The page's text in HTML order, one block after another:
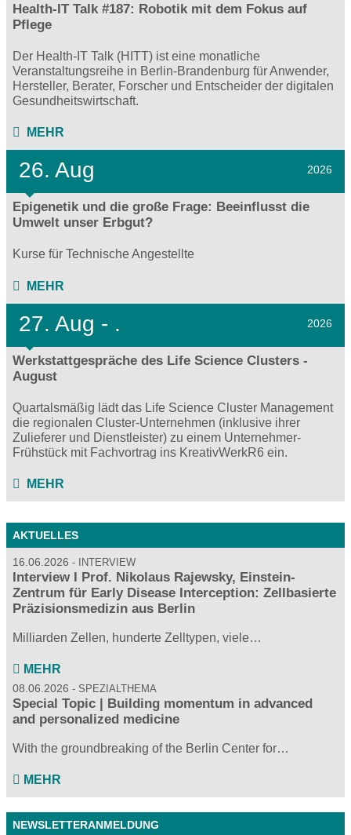
Health-IT Talk #187: Robotik mit dem Fokus auf
Pflege
Der Health-IT Talk (HITT) ist eine monatliche
Veranstaltungsreihe in Berlin-Brandenburg für Anwender,
Hersteller, Berater, Forscher und Entscheider der digitalen
Gesundheitswirtschaft.
MEHR
26. Aug 2026
Epigenetik und die große Frage: Beeinflusst die
Umwelt unser Erbgut?
Kurse für Technische Angestellte
MEHR
27. Aug - . 2026
Werkstattgespräche des Life Science Clusters -
August
Quartalsmäßig lädt das Life Science Cluster Management
die regionalen Cluster-Unternehmen (inklusive ihrer
Zulieferer und Dienstleister) zu einem Unternehmer-
Frühstück mit Fachvortrag ins KreativWerkR6 ein.
MEHR
AKTUELLES
16.06.2026 INTERVIEW
Interview I Prof. Nikolaus Rajewsky, Einstein-
Zentrum für Early Disease Interception: Zellbasierte
Präzisionsmedizin aus Berlin
Milliarden Zellen, hunderte Zelltypen, viele…
MEHR
08.06.2026 SPEZIALTHEMA
Special Topic | Building momentum in advanced
and personalized medicine
With the groundbreaking of the Berlin Center for…
MEHR
NEWSLETTERANMELDUNG